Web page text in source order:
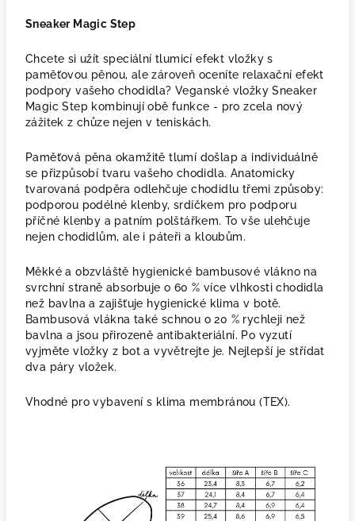
Sneaker Magic Step
Chcete si užít speciální tlumicí efekt vložky s
paměťovou pěnou, ale zároveň oceníte relaxační efekt
podpory vašeho chodidla? Veganské vložky Sneaker
Magic Step kombinují obě funkce - pro zcela nový
zážitek z chůze nejen v teniskách.
Paměťová pěna okamžitě tlumí došlap a individuálně
se přizpůsobí tvaru vašeho chodidla. Anatomicky
tvarovaná podpěra odlehčuje chodidlu třemi způsoby:
podporou podélné klenby, srdíčkem pro podporu
příčné klenby a patním polštářkem. To vše ulehčuje
nejen chodidlům, ale i páteři a kloubům.
Měkké a obzvláště hygienické bambusové vlákno na
svrchní straně absorbuje o 60 % více vlhkosti chodidla
než bavlna a zajišťuje hygienické klima v botě.
Bambusová vlákna také schnou o 20 % rychleji než
bavlna a jsou přirozeně antibakteriální. Po vyzutí
vyjměte vložky z bot a vyvětrejte je. Nejlepší je střídat
dva páry vložek.
Vhodné pro vybavení s klima membránou (TEX).